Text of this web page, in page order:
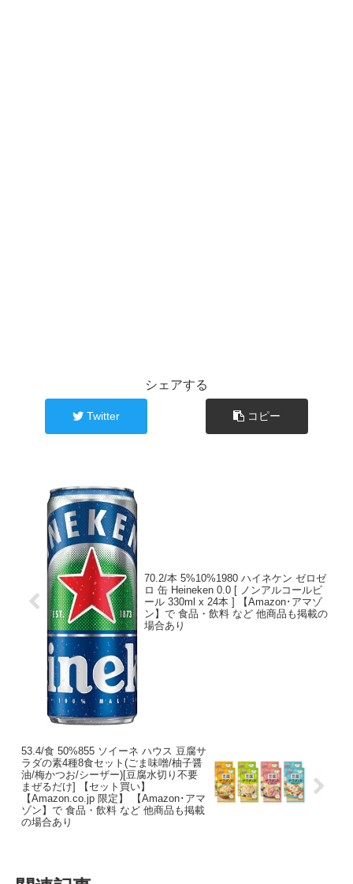
シェアする
Twitter コピー
70.2/本 5%10%1980 ハイネケン ゼロゼ
ロ 缶 Heineken 0.0 [ ノンアルコールビ
ール 330ml x 24本 ] 【Amazon･アマゾ
ン】で 食品・飲料 など 他商品も掲載の
場合あり
53.4/食 50%855 ソイーネ ハウス 豆腐サ
ラダの素4種8食セット(ごま味噌/柚子醤
油/梅かつお/シーザー)[豆腐水切り不要
まぜるだけ] 【セット買い】
【Amazon.co.jp 限定】 【Amazon･アマ
ゾン】で 食品・飲料 など 他商品も掲載
の場合あり